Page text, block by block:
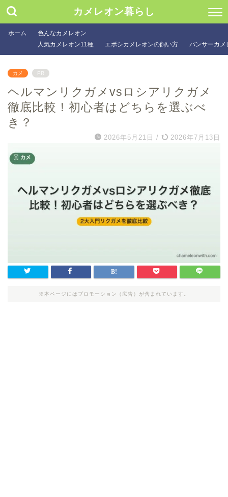
カメレオン暮らし
ホーム
色んなカメレオン
人気カメレオン11種
エボシカメレオンの飼い方 パンサーカメ
カメ PR
ヘルマンリクガメvsロシアリクガメ
徹底比較！初心者はどちらを選ぶべ
き？
2026年5月21日 / 2026年7月13日
※本ページにはプロモーション（広告）が含まれています。